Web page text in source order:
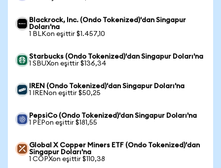
Blackrock, Inc. (Ondo Tokenized)'dan Singapur
Doları'na
1 BLKon eşittir $1.457,10
Starbucks (Ondo Tokenized)'dan Singapur Doları'na
1 SBUXon eşittir $136,34
IREN (Ondo Tokenized)'dan Singapur Doları'na
1 IRENon eşittir $50,25
PepsiCo (Ondo Tokenized)'dan Singapur Doları'na
1 PEPon eşittir $181,55
Global X Copper Miners ETF (Ondo Tokenized)'dan
Singapur Doları'na
1 COPXon eşittir $110,38